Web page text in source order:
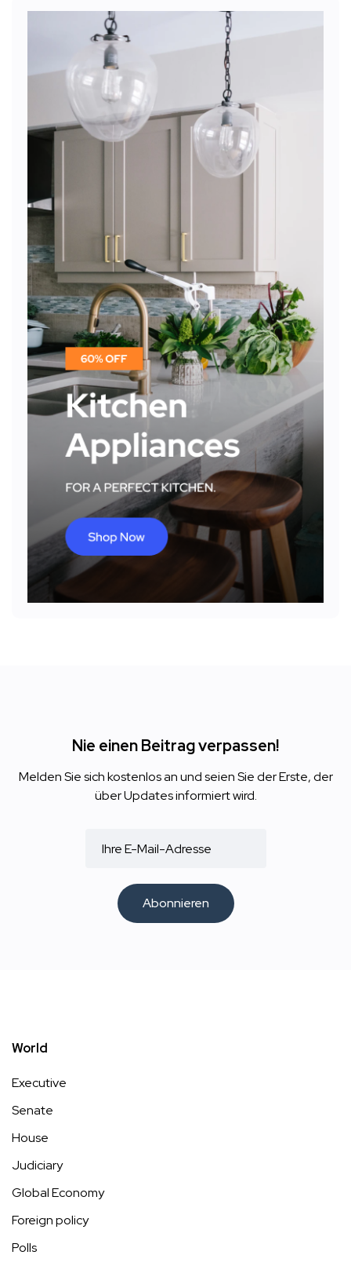
Nie einen Beitrag verpassen!
Melden Sie sich kostenlos an und seien Sie der Erste, der
über Updates informiert wird.
Abonnieren
World
Executive
Senate
House
Judiciary
Global Economy
Foreign policy
Polls